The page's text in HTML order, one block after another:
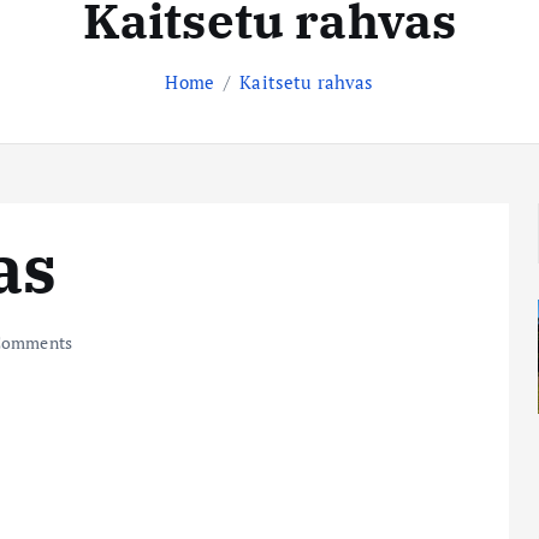
Kaitsetu rahvas
Home Kaitsetu rahvas